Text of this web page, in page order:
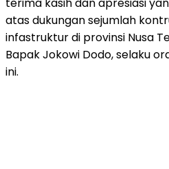
atas dukungan sejumlah
infastruktur di provinsi Nusa
Bapak Jokowi Dodo, selaku
ini.